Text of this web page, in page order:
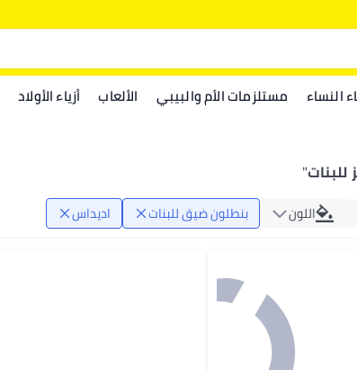
النساء مستلزمات الأم والبيبي الألعاب أزياء الأولاد
للبنات"
اللون بنطلون ضيق للبنات اديداس